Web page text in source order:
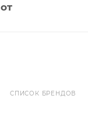
от
СПИСОК БРЕНДОВ